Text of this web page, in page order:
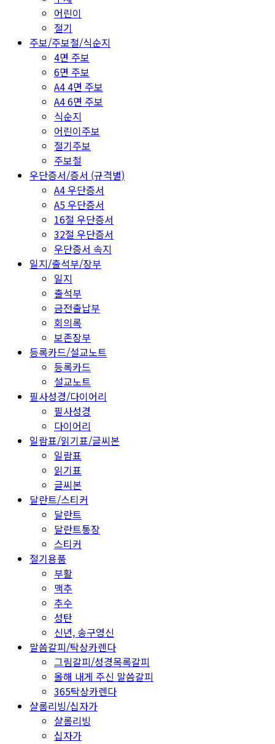
어린이
절기
주보/주보철/식순지
4면 주보
6면 주보
A4 4면 주보
A4 6면 주보
식순지
어린이주보
절기주보
주보철
우단증서/증서 (규격별)
A4 우단증서
A5 우단증서
16절 우단증서
32절 우단증서
우단증서 속지
일지/출석부/장부
일지
출석부
금전출납부
회의록
보존장부
등록카드/설교노트
등록카드
설교노트
필사성경/다이어리
필사성경
다이어리
일람표/읽기표/글씨본
일람표
읽기표
글씨본
달란트/스티커
달란트
달란트통장
스티커
절기용품
부활
맥추
추수
성탄
신년, 송구영신
말씀갈피/탁상카렌다
그림갈피/성경목록갈피
올해 내게 주신 말씀갈피
365탁상카렌다
샬롬리빙/십자가
샬롬리빙
십자가